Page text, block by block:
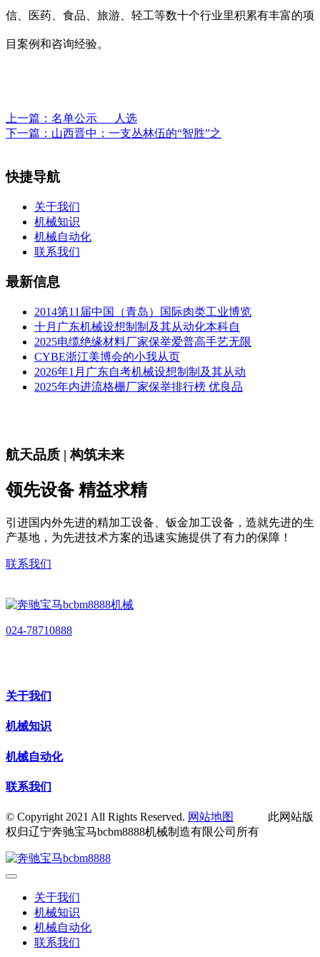
信、医药、食品、旅游、轻工等数十个行业里积累有丰富的项
目案例和咨询经验。
上一篇： 名单公示___人选
下一篇： 山西晋中：一支丛林伍的“智胜”之
快捷导航
关于我们
机械知识
机械自动化
联系我们
最新信息
2014第11届中国（青岛）国际肉类工业博览
十月广东机械设想制制及其从动化本科自
2025电缆绝缘材料厂家保举爱普高手艺无限
CYBE浙江美博会的小我从页
2026年1月广东自考机械设想制制及其从动
2025年内进流格栅厂家保举排行榜 优良品
航天品质 | 构筑未来
领先设备 精益求精
引进国内外先进的精加工设备、钣金加工设备，造就先进的生
产基地，为先进技术方案的迅速实施提供了有力的保障！
联系我们
024-78710888
关于我们
机械知识
机械自动化
联系我们
© Copyright 2021 All Rights Reserved. 网站地图
此网站版
权归辽宁奔驰宝马bcbm8888机械制造有限公司所有
关于我们
机械知识
机械自动化
联系我们